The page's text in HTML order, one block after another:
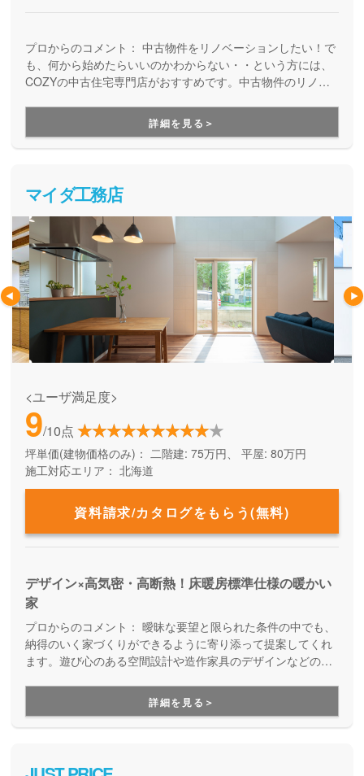
プロからのコメント： 中古物件をリノベーションしたい！で
も、何から始めたらいいのかわからない・・という方には、
COZYの中古住宅専門店がおすすめです。中古物件のリノベ
は施工業者、融資は銀行など、それぞれの窓口にご自身で依
頼をしなければならないことがほとんどですが、COZYでは
物件探しからアフターフォローまで一貫して対応してくれま
った会社なので安心してお任せできます。
詳細を見る＞
マイダ工務店
<ユーザ満足度>
9/10点
坪単価(建物価格のみ)： 二階建: 75万円、 平屋: 80万円
施工対応エリア： 北海道
資料請求/カタログをもらう(無料)
デザイン×高気密・高断熱！床暖房標準仕様の暖かい
家
プロからのコメント： 曖昧な要望と限られた条件の中でも、
納得のいく家づくりができるように寄り添って提案してくれ
ます。遊び心のある空間設計や造作家具のデザインなどの斬
るのも嬉しいポイントです。詳細を見る＞